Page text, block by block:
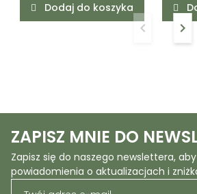
Dodaj do koszyka
Poprzedni
keyboard_arrow_left keyboard_arrow_right
ZAPISZ MNIE DO
Zapisz się do naszego newslettera,
powiadomienia o aktualizacjach i